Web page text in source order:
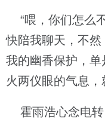
“喂，你们怎么
快陪我聊天，不
我的幽香保护，
火两仪眼的气息
霍雨浩心念电转